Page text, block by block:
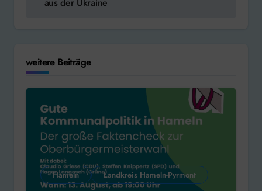
aus der Ukraine
weitere Beiträge
Hameln Landkreis Hameln-Pyrmont